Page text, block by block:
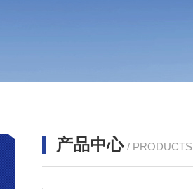
产品中心 / PRODUCTS